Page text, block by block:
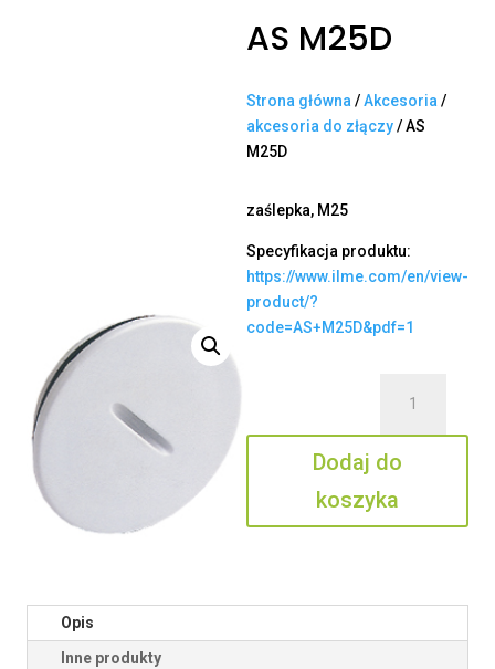
AS M25D
Strona główna /Akcesoria /
akcesoria do złączy/ AS
M25D
zaślepka, M25
Specyfikacja produktu:
https://www.ilme.com/en/view-
product/?
code=AS+M25D&pdf=1
M25D
Dodaj do
koszyka
Opis
Inne produkty